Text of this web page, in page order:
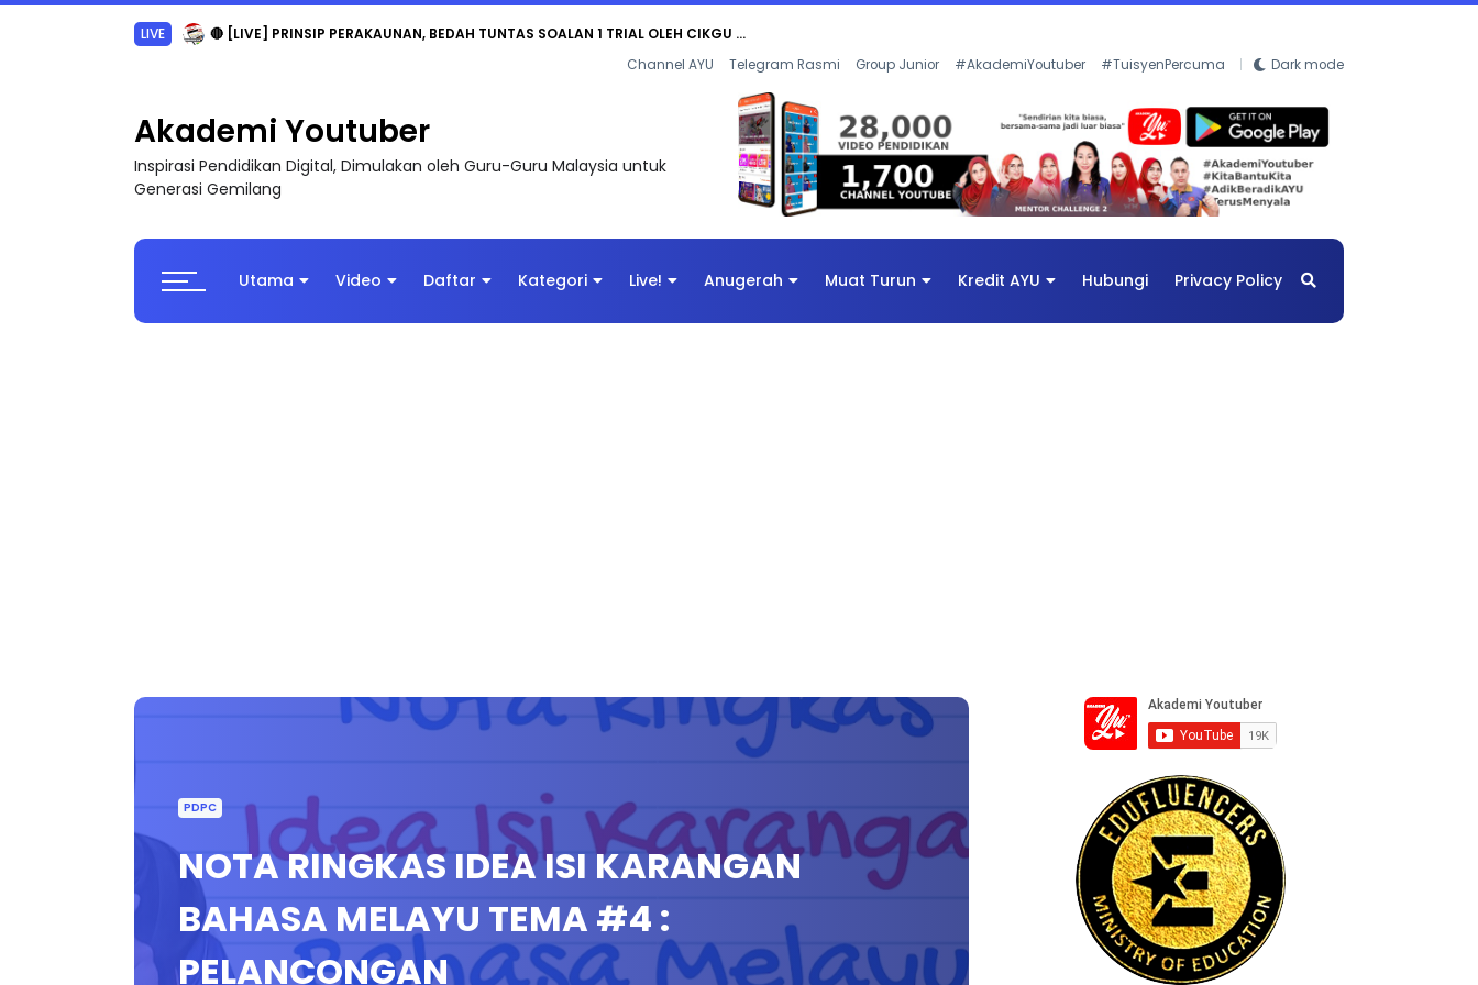
LIVE 🔴 [LIVE] PRINSIP PERAKAUNAN, BEDAH TUNTAS SOALAN 1 TRIAL OLEH CIKGU ...
Channel AYU Telegram Rasmi Group Junior #AkademiYoutuber #TuisyenPercuma Dark mode
Akademi Youtuber
Inspirasi Pendidikan Digital, Dimulakan oleh Guru-Guru Malaysia untuk
Generasi Gemilang
Utama Video Daftar Kategori Live! Anugerah Muat Turun Kredit AYU Hubungi Privacy Policy
PDPC
NOTA RINGKAS IDEA ISI KARANGAN
BAHASA MELAYU TEMA #4 :
PELANCONGAN